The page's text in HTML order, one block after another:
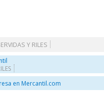
Y RILES
en Mercantil.com